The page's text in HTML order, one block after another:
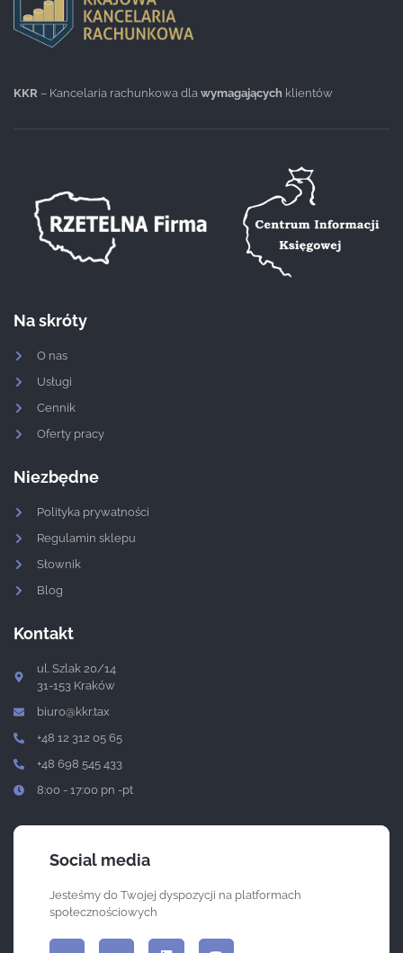
KKR – Kancelaria rachunkowa dla wymagających klientów
Na skróty
O nas
Usługi
Cennik
Oferty pracy
Niezbędne
Polityka prywatności
Regulamin sklepu
Słownik
Blog
Kontakt
ul. Szlak 20/14
31-153 Kraków
biuro@kkr.tax
+48 12 312 05 65
+48 698 545 433
8:00 - 17:00 pn -pt
Social media
Jesteśmy do Twojej dyspozycji na platformach
społecznościowych